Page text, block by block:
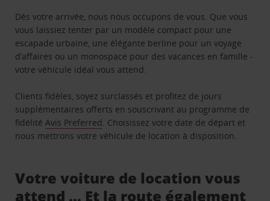
Dès votre arrivée, nous nous occupons de vous. Que vous
vous laissiez tenter par un modèle compact pour une
escapade urbaine, une élégante berline pour un voyage
d’affaires ou un monospace pour des vacances en famille -
votre véhicule idéal vous attend.
Clients fidèles, soyez surclassés et profitez de jours
supplémentaires offerts en souscrivant au programme de
fidélitéAvis Preferred. Choisissez votre date de départ et
nous mettrons votre véhicule de location à disposition.
Votre voiture de location vous
attend … Et la route également